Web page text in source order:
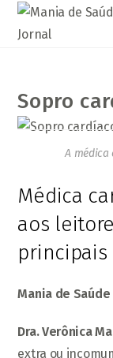
para
Sopro
A médica
Médica
aos
principais
Mania de
Dra. Verônica
extra ou